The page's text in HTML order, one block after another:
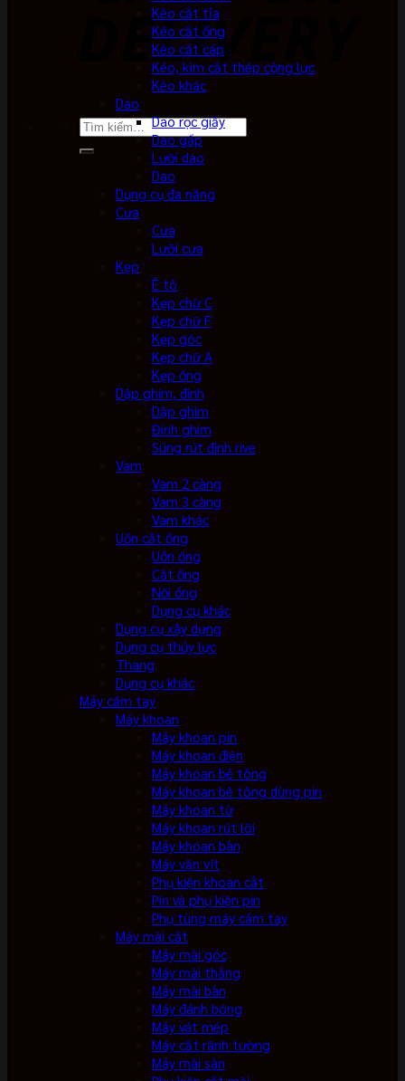
Tìm
Kéo cắt tỉa
Kéo cắt ống
Kéo cắt cáp
Kéo, kìm cắt thép cộng lực
Kéo khác
Dao
Dao rọc giấy
Dao gấp
Lưỡi dao
Dao
Dụng cụ đa năng
Cưa
Cưa
Lưỡi cưa
Kẹp
Ê tô
Kẹp chữ C
Kẹp chữ F
Kẹp góc
Kẹp chữ A
Kẹp ống
Dập ghim, đinh
Dập ghim
Đinh ghim
Súng rút đinh rive
Vam
Vam 2 càng
Vam 3 càng
Vam khác
Uốn cắt ống
Uốn ống
Cắt ống
Nối ống
Dụng cụ khác
Dụng cụ xây dựng
Dụng cụ thủy lực
Thang
Dụng cụ khác
Máy cầm tay
Máy khoan
Máy khoan pin
Máy khoan điện
Máy khoan bê tông
Máy khoan bê tông dùng pin
Máy khoan từ
Máy khoan rút lõi
Máy khoan bàn
Máy vặn vít
Phụ kiện khoan cắt
Pin và phụ kiện pin
Phụ tùng máy cầm tay
Máy mài cắt
Máy mài góc
Máy mài thẳng
Máy mài bàn
Máy đánh bóng
Máy vát mép
Máy cắt rãnh tường
Máy mài sàn